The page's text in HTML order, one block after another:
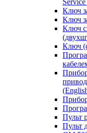
Ключ
Ключ
Ключ
Ключ
Пульт
Пульт